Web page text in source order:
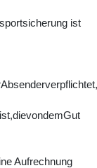
ist
Aufrechnung